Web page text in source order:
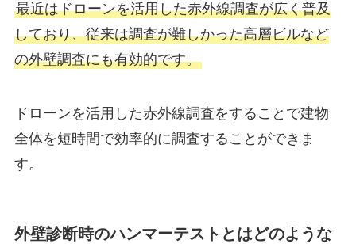
最近はドローンを活用した赤外線調査が広く普及
しており、従来は調査が難しかった高層ビルなど
の外壁調査にも有効的です。
ドローンを活用した赤外線調査をすることで建物
全体を短時間で効率的に調査することができま
す。
外壁診断時のハンマーテストとはどのような